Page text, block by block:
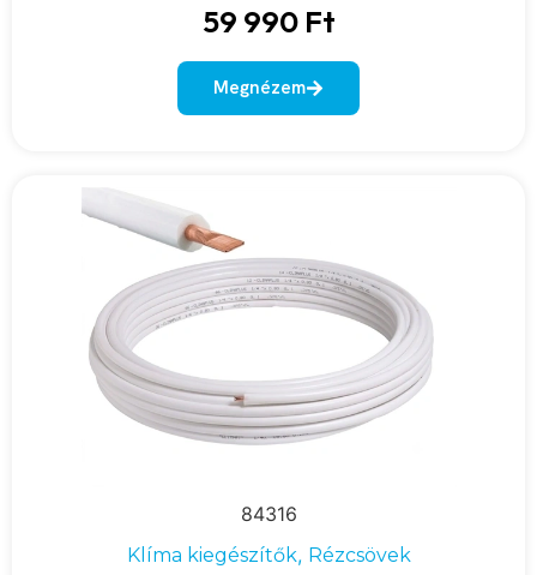
59 990 Ft
Megnézem
84316
Klíma kiegészítők, Rézcsövek